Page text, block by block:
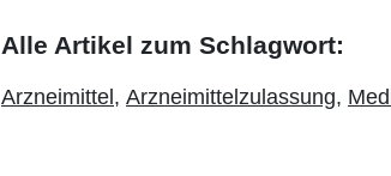
Alle Artikel zum Schlagwort:
Arzneimittel, Arzneimittelzulassung,